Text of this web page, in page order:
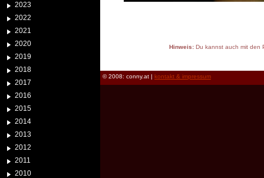
2023
2022
2021
2020
2019
2018
2017
2016
2015
2014
2013
2012
2011
2010
Hinweis:Du kannst auch mit den
© 2008: conny.at | kontakt & impressum